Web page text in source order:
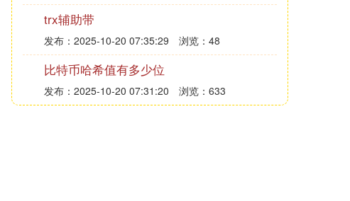
trx辅助带
发布：2025-10-20 07:35:29 浏览：48
比特币哈希值有多少位
发布：2025-10-20 07:31:20 浏览：633